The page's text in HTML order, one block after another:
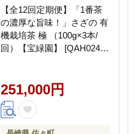
【全12回定期便】「1番茶
の濃厚な旨味！」さざの 有
機栽培茶 極 （100g×3本/
回）【宝緑園】 [QAH024]
251,000円